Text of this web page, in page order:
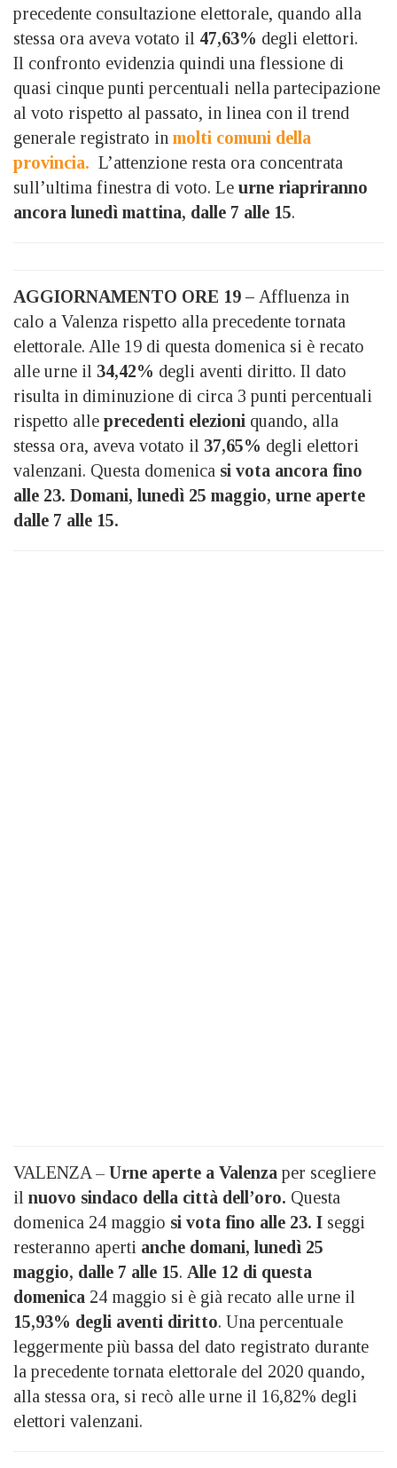
precedente consultazione elettorale, quando alla
stessa ora aveva votato il 47,63% degli elettori.
Il confronto evidenzia quindi una flessione di
quasi cinque punti percentuali nella partecipazione
al voto rispetto al passato, in linea con il trend
generale registrato in molti comuni della
provincia. L’attenzione resta ora concentrata
sull’ultima finestra di voto. Le urne riapriranno
ancora lunedì mattina, dalle 7 alle 15.
AGGIORNAMENTO ORE 19 – Affluenza in
calo a Valenza rispetto alla precedente tornata
elettorale. Alle 19 di questa domenica si è recato
alle urne il 34,42% degli aventi diritto. Il dato
risulta in diminuzione di circa 3 punti percentuali
rispetto alle precedenti elezioni quando, alla
stessa ora, aveva votato il 37,65% degli elettori
valenzani. Questa domenica si vota ancora fino
alle 23. Domani, lunedì 25 maggio, urne aperte
dalle 7 alle 15.
VALENZA – Urne aperte a Valenza per scegliere
il nuovo sindaco della città dell’oro. Questa
domenica 24 maggio si vota fino alle 23. I seggi
resteranno aperti anche domani, lunedì 25
maggio, dalle 7 alle 15. Alle 12 di questa
domenica 24 maggio si è già recato alle urne il
15,93% degli aventi diritto. Una percentuale
leggermente più bassa del dato registrato durante
la precedente tornata elettorale del 2020 quando,
alla stessa ora, si recò alle urne il 16,82% degli
elettori valenzani.